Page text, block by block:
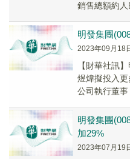
銷售總額約人
明發集團
2023年09月18
【財華社訊
煜煒擬投入
公司執行董事
明發集團
加29%
2023年07月19